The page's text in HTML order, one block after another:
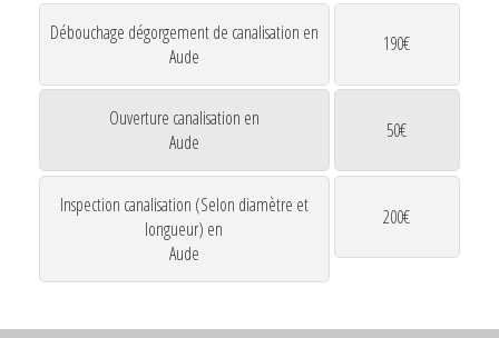
Débouchage dégorgement de canalisation en
Aude
190€
Ouverture canalisation en
Aude
50€
Inspection canalisation (Selon diamètre et
longueur) en
Aude
200€